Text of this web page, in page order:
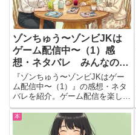
ゾンちゅう〜ゾンビJKは
ゲーム配信中〜（1）感
想・ネタバレ みんなの掛
け合いがずっとにぎやか
『ゾンちゅう〜ゾンビJKはゲー
ム配信中〜（1）』の感想・ネタ
バレを紹介。ゲーム配信を楽しむ
ゾンビJKたちのにぎやかな掛け
合いや、コラボ漫画、寄せ書きメ
ッセージの魅力を読後目線で語り
本